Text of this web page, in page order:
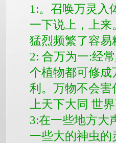
1:。召唤万灵入
一下说上，上
猛烈频繁了容
2: 合万为一:经
个植物都可修
利。万物不会
上天下大同 世
3:在一些地方大
一些大的神虫的